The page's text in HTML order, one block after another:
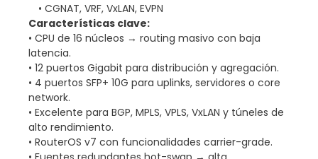
• CGNAT, VRF, VxLAN, EVPN
Características clave:
• CPU de 16 núcleos → routing masivo con baja
latencia.
• 12 puertos Gigabit para distribución y agregación.
• 4 puertos SFP+ 10G para uplinks, servidores o core
network.
• Excelente para BGP, MPLS, VPLS, VxLAN y túneles de
alto rendimiento.
• RouterOS v7 con funcionalidades carrier-grade.